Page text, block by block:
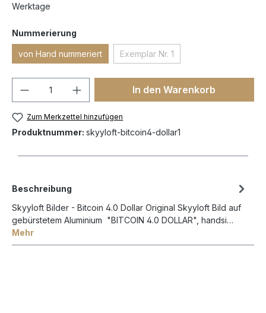
Werktage
Nummerierung
von Hand nummeriert Exemplar Nr. 1
In den Warenkorb
Zum Merkzettel hinzufügen
Produktnummer: skyyloft-bitcoin4-dollar1
Beschreibung
Skyyloft Bilder - Bitcoin 4.0 Dollar Original Skyyloft Bild auf
gebürstetem Aluminium "BITCOIN 4.0 DOLLAR", handsi…
Mehr